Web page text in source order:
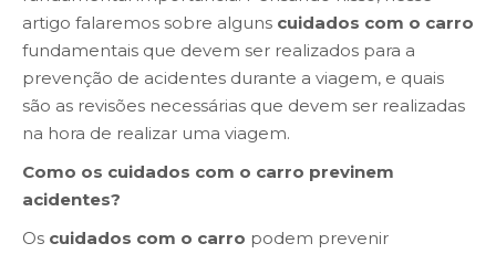
artigo falaremos sobre alguns cuidados com o carro
fundamentais que devem ser realizados para a
prevenção de acidentes durante a viagem, e quais
são as revisões necessárias que devem ser realizadas
na hora de realizar uma viagem.
Como os cuidados com o carro previnem
acidentes?
Os cuidados com o carro podem prevenir